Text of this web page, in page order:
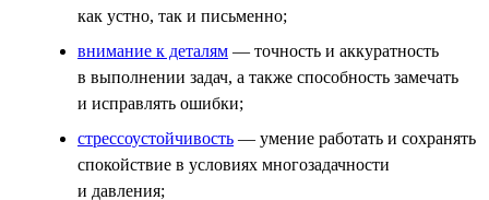
как устно, так и письменно;
внимание к деталям — точность и аккуратность
в выполнении задач, а также способность замечать
и исправлять ошибки;
стрессоустойчивость — умение работать и сохранять
спокойствие в условиях многозадачности
и давления;